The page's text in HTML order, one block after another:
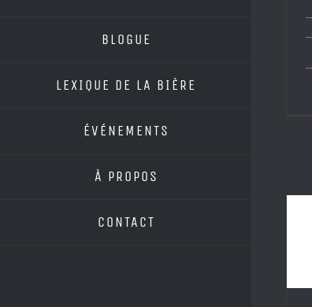
BLOGUE
LEXIQUE DE LA BIÈRE
ÉVÉNEMENTS
À PROPOS
CONTACT